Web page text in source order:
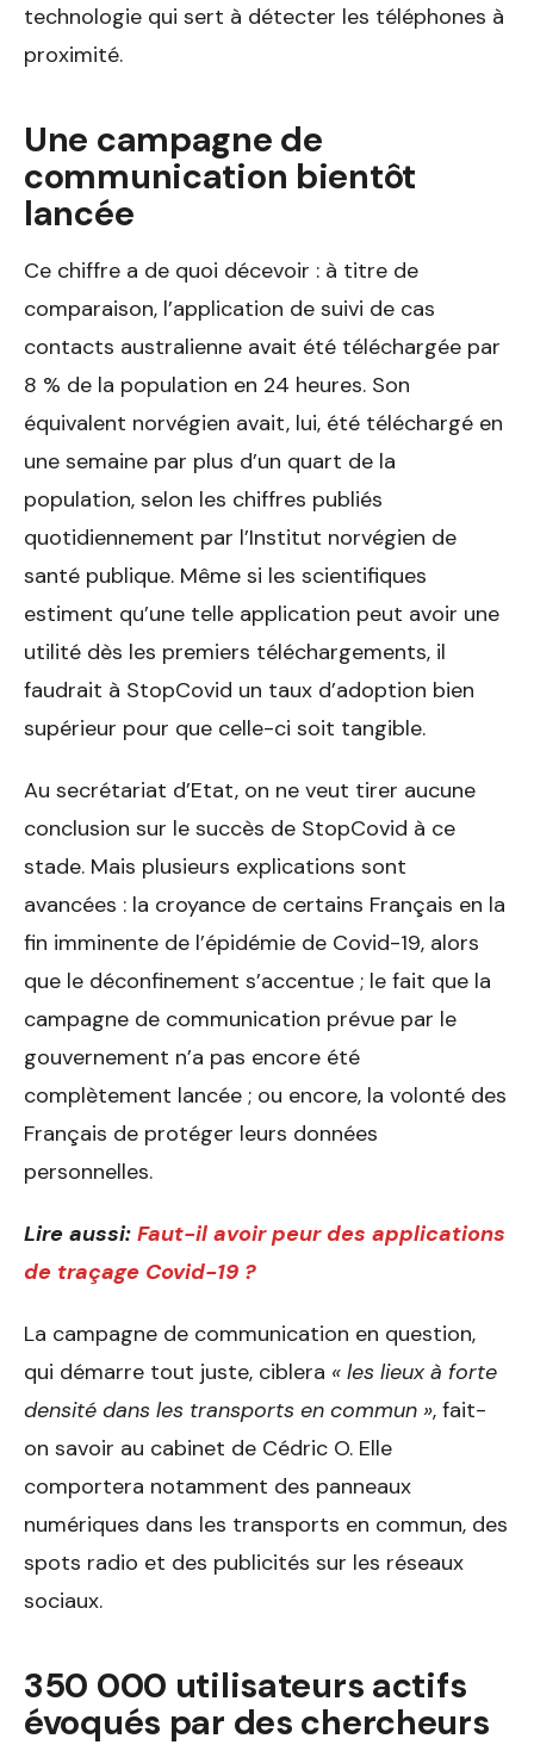
technologie qui sert à détecter les téléphones à
proximité.
Une campagne de
communication bientôt
lancée
Ce chiffre a de quoi décevoir : à titre de
comparaison, l’application de suivi de cas
contacts australienne avait été téléchargée par
8 % de la population en 24 heures. Son
équivalent norvégien avait, lui, été téléchargé en
une semaine par plus d’un quart de la
population, selon les chiffres publiés
quotidiennement par l’Institut norvégien de
santé publique. Même si les scientifiques
estiment qu’une telle application peut avoir une
utilité dès les premiers téléchargements, il
faudrait à StopCovid un taux d’adoption bien
supérieur pour que celle-ci soit tangible.
Au secrétariat d’Etat, on ne veut tirer aucune
conclusion sur le succès de StopCovid à ce
stade. Mais plusieurs explications sont
avancées : la croyance de certains Français en la
fin imminente de l’épidémie de Covid-19, alors
que le déconfinement s’accentue ; le fait que la
campagne de communication prévue par le
gouvernement n’a pas encore été
complètement lancée ; ou encore, la volonté des
Français de protéger leurs données
personnelles.
Lire aussi: Faut-il avoir peur des applications
de traçage Covid-19 ?
La campagne de communication en question,
qui démarre tout juste, ciblera « les lieux à forte
densité dans les transports en commun », fait-
on savoir au cabinet de Cédric O. Elle
comportera notamment des panneaux
numériques dans les transports en commun, des
spots radio et des publicités sur les réseaux
sociaux.
350 000 utilisateurs actifs
évoqués par des chercheurs